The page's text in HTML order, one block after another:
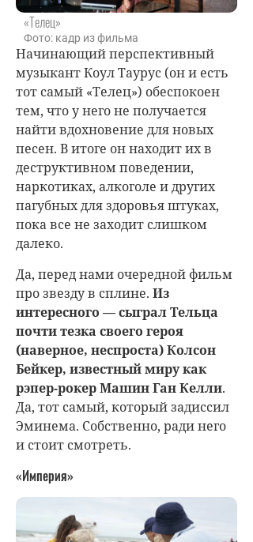
«Телец»
Фото: кадр из фильма
Начинающий перспективный
музыкант Коул Таурус (он и есть
тот самый «Телец») обеспокоен
тем, что у него не получается
найти вдохновение для новых
песен. В итоге он находит их в
деструктивном поведении,
наркотиках, алкоголе и других
пагубных для здоровья штуках,
пока все не заходит слишком
далеко.
Да, перед нами очередной фильм
про звезду в сплине. Из
интересного — сыграл Тельца
почти тезка своего героя
(наверное, неспроста) Колсон
Бейкер, известный миру как
рэпер-рокер Машин Ган Келли.
Да, тот самый, который задиссил
Эминема. Собственно, ради него
и стоит смотреть.
«Империя»